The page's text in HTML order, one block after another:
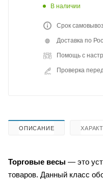
В наличии
Срок
Доставка по
Помощь с
Проверка
ОПИСАНИЕ
Торговые весы — это
товаров. Данный класс